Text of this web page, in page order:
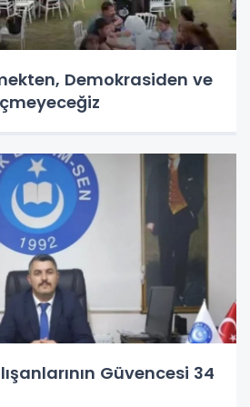
Demokrasiden ve
Güvencesi 34